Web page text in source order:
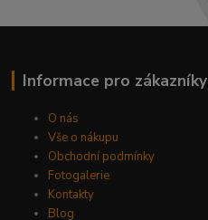
Informace pro zákazníky
O nás
Vše o nákupu
Obchodní podmínky
Fotogalerie
Kontakty
Blog